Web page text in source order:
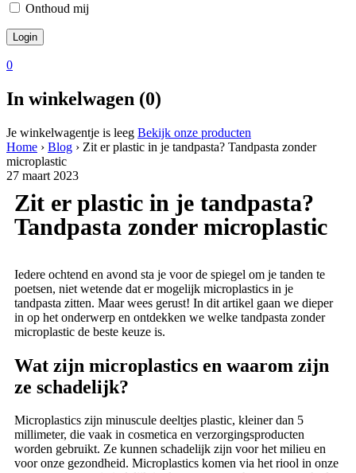
Onthoud mij
0
In winkelwagen (0)
Je winkelwagentje is leeg Bekijk onze producten
Home › Blog › Zit er plastic in je tandpasta? Tandpasta zonder
microplastic
27 maart 2023
Zit er plastic in je tandpasta?
Tandpasta zonder microplastic
Iedere ochtend en avond sta je voor de spiegel om je tanden te
poetsen, niet wetende dat er mogelijk microplastics in je
tandpasta zitten. Maar wees gerust! In dit artikel gaan we dieper
in op het onderwerp en ontdekken we welke tandpasta zonder
microplastic de beste keuze is.
Wat zijn microplastics en waarom zijn
ze schadelijk?
Microplastics zijn minuscule deeltjes plastic, kleiner dan 5
millimeter, die vaak in cosmetica en verzorgingsproducten
worden gebruikt. Ze kunnen schadelijk zijn voor het milieu en
voor onze gezondheid. Microplastics komen via het riool in onze